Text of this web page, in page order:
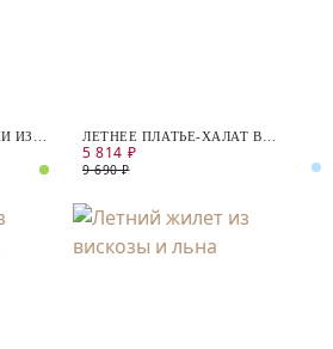
ИЗ
ЛЕТНЕЕ ПЛАТЬЕ-ХАЛАТ В
ПОЛОСКУ
5 814 ₽
9 690 ₽